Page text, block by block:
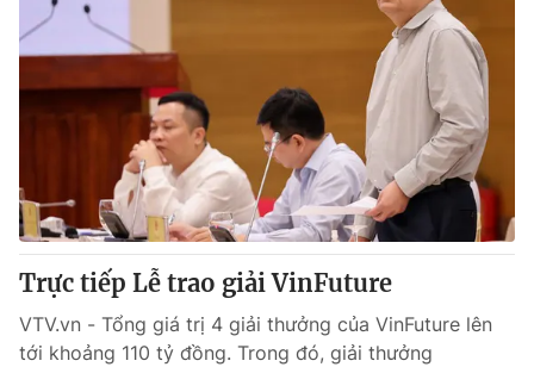
Trực tiếp Lễ trao giải VinFuture
VTV.vn - Tổng giá trị 4 giải thưởng của VinFuture lên
tới khoảng 110 tỷ đồng. Trong đó, giải thưởng